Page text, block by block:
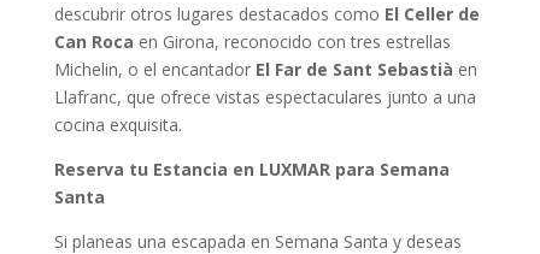
descubrir otros lugares destacados como El Celler de
Can Roca en Girona, reconocido con tres estrellas
Michelin, o el encantador El Far de Sant Sebastià en
Llafranc, que ofrece vistas espectaculares junto a una
cocina exquisita.
Reserva tu Estancia en LUXMAR para Semana
Santa
Si planeas una escapada en Semana Santa y deseas